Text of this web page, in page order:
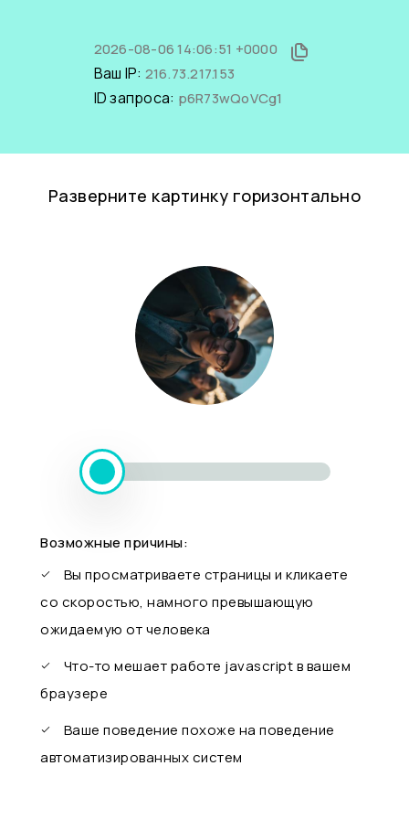
2026-08-06 14:06:51 +0000
Ваш IP: 216.73.217.153
ID запроса: p6R73wQoVCg1
Разверните картинку горизонтально
Возможные причины:
Вы просматриваете страницы и кликаете
со скоростью, намного превышающую
ожидаемую от человека
Что-то мешает работе javascript в вашем
браузере
Ваше поведение похоже на поведение
автоматизированных систем